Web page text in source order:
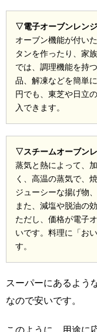
▽電子オーブンレン
オーブン機能が付い
タンを作ったり、家
では、調理機能を持
品、解凍などを簡単
円でも、東芝や日立
入できます。
▽スチームオーブン
蒸気と熱によって、
く、高温の蒸気で、
ジューシーな揚げ物
また、減塩や脱油の
ただし、価格が電子
いです。料理に「お
す。
スーパーにあるよう
なので安いです。
このように、用途に